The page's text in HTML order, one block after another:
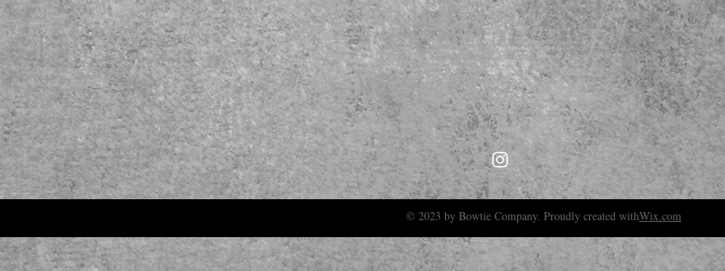
© 2023 by Bowtie Company. Proudly created withWix.com